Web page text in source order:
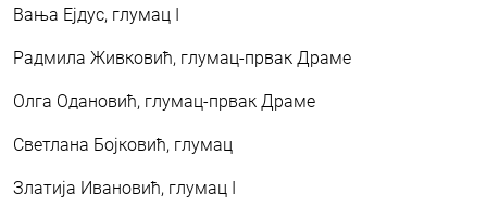
Вања Ејдус, глумац I
Радмила Живковић, глумац-првак Драме
Олга Одановић, глумац-првак Драме
Светлана Бојковић, глумац
Златија Ивановић, глумац I